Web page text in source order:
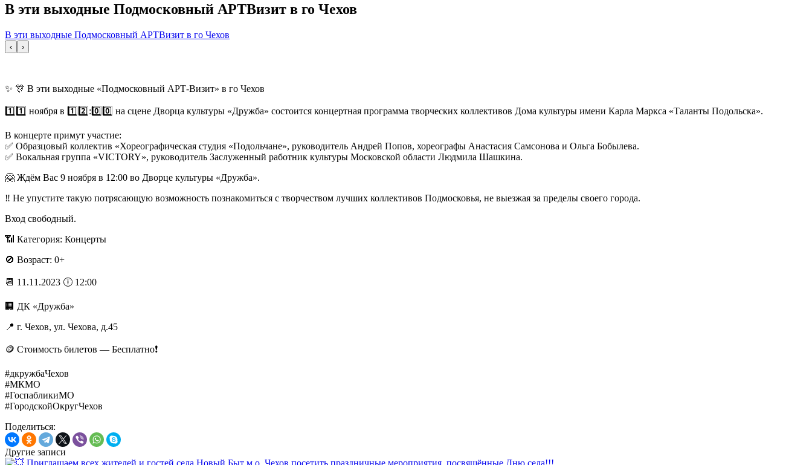
В эти выходные Подмосковный АРТВизит в го Чехов
В эти выходные Подмосковный АРТВизит в го Чехов
‹ ›
✨ 🎊 В эти выходные «Подмосковный АРТ-Визит» в го Чехов
1️⃣1️⃣ ноября в 1️⃣2️⃣:0️⃣0️⃣ на сцене Дворца культуры «Дружба» состоится концертная программа творческих коллективов Дома культуры имени Карла Маркса «Таланты Подольска».
В концерте примут участие:
✅ Образцовый коллектив «Хореографическая студия «Подольчане», руководитель Андрей Попов, хореографы Анастасия Самсонова и Ольга Бобылева.
✅ Вокальная группа «VICTORY», руководитель Заслуженный работник культуры Московской области Людмила Шашкина.
🤗 Ждём Вас 9 ноября в 12:00 во Дворце культуры «Дружба».
‼️ Не упустите такую потрясающую возможность познакомиться с творчеством лучших коллективов Подмосковья, не выезжая за пределы своего города.
Вход свободный.
📶 Категория: Концерты
🚫 Возраст: 0+
📆 11.11.2023 🕕 12:00
🏢 ДК «Дружба»
📍 г. Чехов, ул. Чехова, д.45
🪙 Стоимость билетов — Бесплатно❗️
#дкружбаЧехов
#МКМО
#ГоспабликиМО
#ГородскойОкругЧехов
Поделиться:
Другие записи